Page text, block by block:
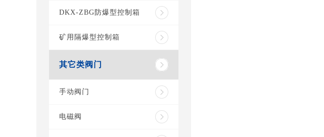
DKX-ZBG防爆型控制箱
矿用隔爆型控制箱
其它类阀门
手动阀门
电磁阀